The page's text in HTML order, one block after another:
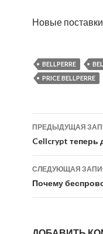
Новые
BELLPERRE
PRICE BELLPERRE
по
записям
ПРЕДЫДУЩАЯ
Cellcrypt теперь
СЛЕДУЮЩАЯ
Почему